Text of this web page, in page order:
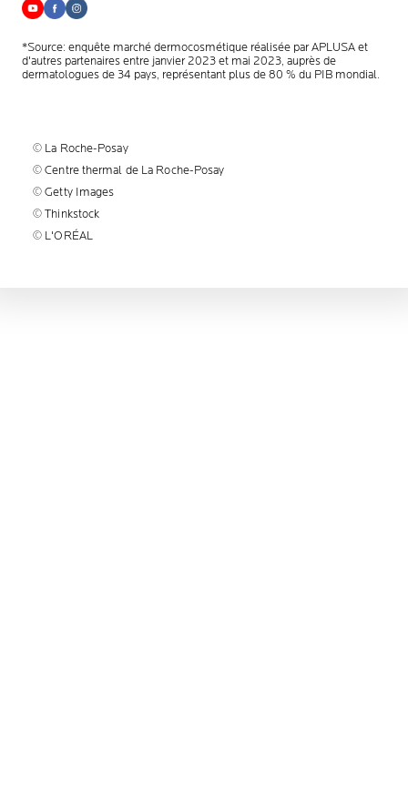
*Source: enquête marché dermocosmétique réalisée par APLUSA et
d'autres partenaires entre janvier 2023 et mai 2023, auprès de
dermatologues de 34 pays, représentant plus de 80 % du PIB mondial.
© La Roche-Posay
© Centre thermal de La Roche-Posay
© Getty Images
© Thinkstock
© L'ORÉAL